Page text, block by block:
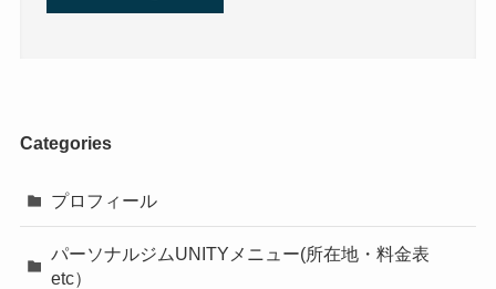
Categories
プロフィール
パーソナルジムUNITYメニュー(所在地・料金表
etc）